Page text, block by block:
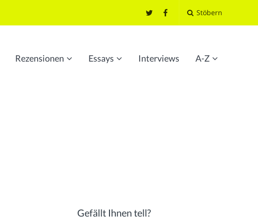
Stöbern
Rezensionen Essays Interviews A-Z
Gefällt Ihnen tell?